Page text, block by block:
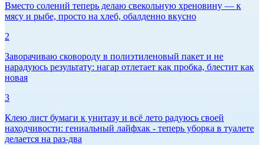
Вместо солений теперь делаю свекольную хреновину — к
мясу и рыбе, просто на хлеб, обалденно вкусно
2
Заворачиваю сковороду в полиэтиленовый пакет и не
нарадуюсь результату: нагар отлетает как пробка, блестит как
новая
3
Клею лист бумаги к унитазу и всё лето радуюсь своей
находчивости: гениальный лайфхак - теперь уборка в туалете
делается на раз-два